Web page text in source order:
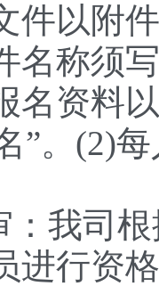
件以附
名称须
名资料
”。(2)
司根
进行资